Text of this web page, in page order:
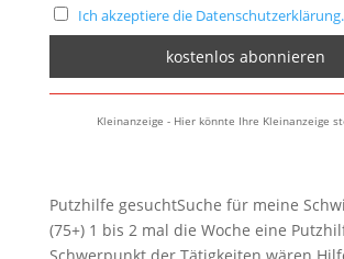
Ich akzeptiere die Datenschutzerklärung.
Kleinanzeige - Hier könnte Ihre Kleinanzeige
Putzhilfe gesuchtSuche für meine
(75+) 1 bis 2 mal die Woche eine